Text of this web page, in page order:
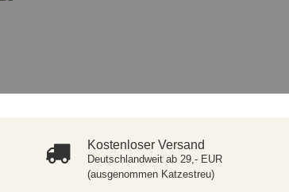
Kostenloser Versand
Deutschlandweit ab 29,- EUR
(ausgenommen Katzestreu)